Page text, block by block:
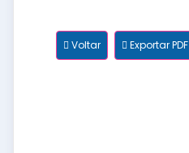
Voltar Exportar PDF